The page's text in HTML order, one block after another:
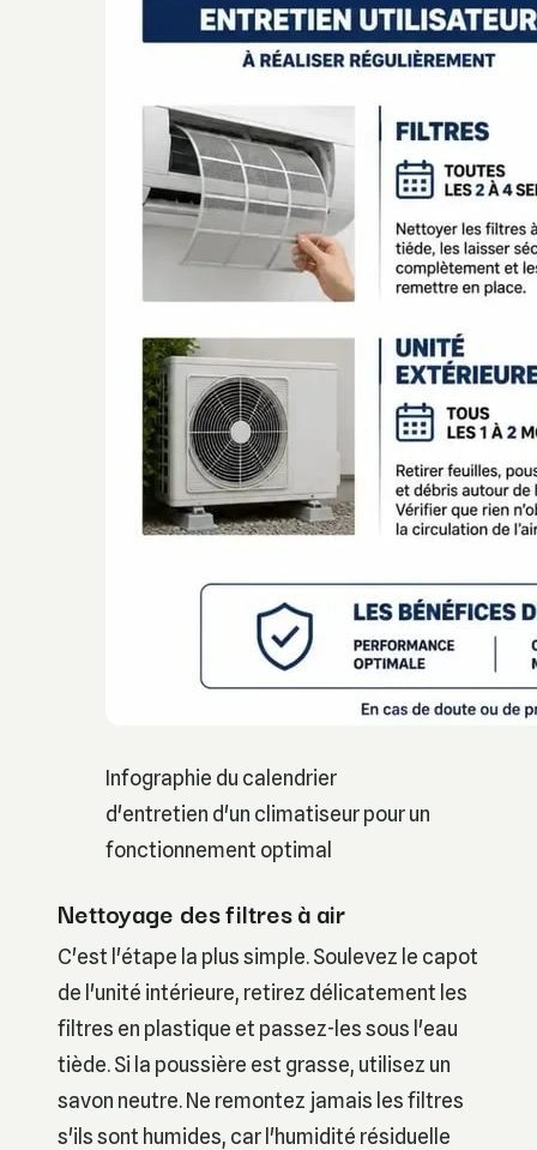
Infographie du calendrier
d'entretien d'un climatiseur pour un
fonctionnement optimal
Nettoyage des filtres à air
C'est l'étape la plus simple. Soulevez le capot
de l'unité intérieure, retirez délicatement les
filtres en plastique et passez-les sous l'eau
tiède. Si la poussière est grasse, utilisez un
savon neutre. Ne remontez jamais les filtres
s'ils sont humides, car l'humidité résiduelle